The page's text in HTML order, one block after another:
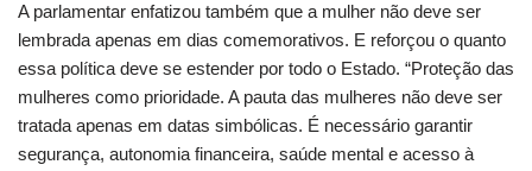
A parlamentar enfatizou também que a mulher não deve ser
lembrada apenas em dias comemorativos. E reforçou o quanto
essa política deve se estender por todo o Estado. “Proteção das
mulheres como prioridade. A pauta das mulheres não deve ser
tratada apenas em datas simbólicas. É necessário garantir
segurança, autonomia financeira, saúde mental e acesso à